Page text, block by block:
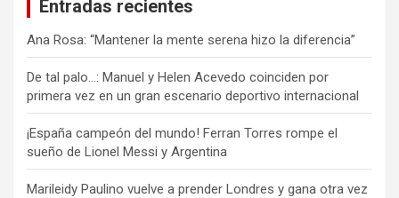
Entradas recientes
Ana Rosa: “Mantener la mente serena hizo la diferencia”
De tal palo…: Manuel y Helen Acevedo coinciden por
primera vez en un gran escenario deportivo internacional
¡España campeón del mundo! Ferran Torres rompe el
sueño de Lionel Messi y Argentina
Marileidy Paulino vuelve a prender Londres y gana otra vez